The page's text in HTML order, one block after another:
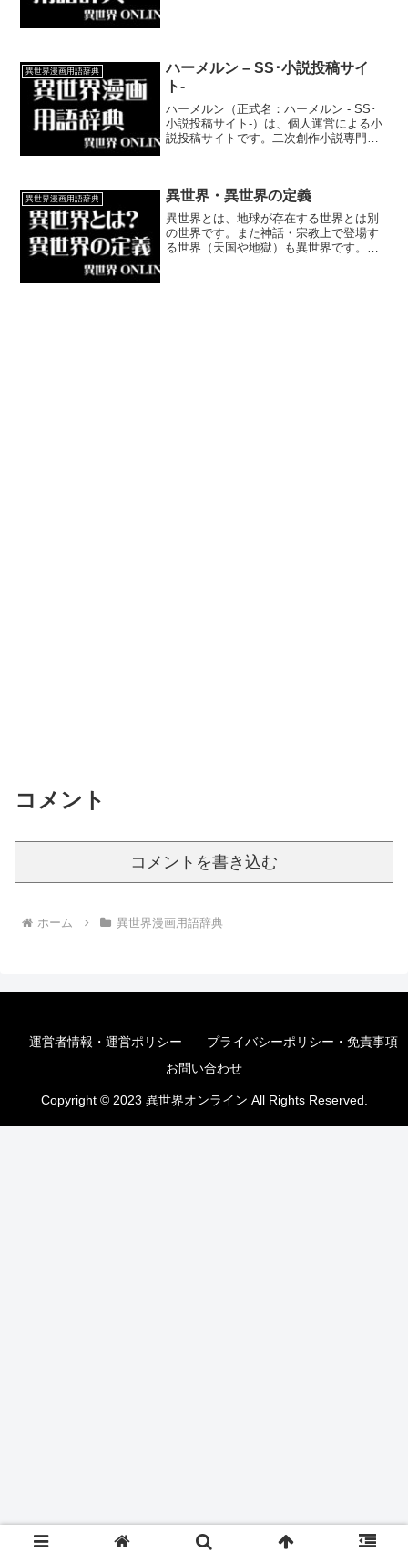
異世界漫画用語辞典
ハーメルン – SS･小説投稿サイ
ト-
ハーメルン（正式名：ハーメルン - SS･
小説投稿サイト-）は、個人運営による小
説投稿サイトです。二次創作小説専門投
異世界漫画用語辞典 異世界・異世界の定義
異世界とは、地球が存在する世界とは別
の世界です。また神話・宗教上で登場す
る世界（天国や地獄）も異世界です。ま
コメント
コメントを書き込む
ホーム 異世界漫画用語辞典
運営者情報・運営ポリシー
プライバシーポリシー・免責事項
お問い合わせ
Copyright © 2023 異世界オンライン All Rights Reserved.